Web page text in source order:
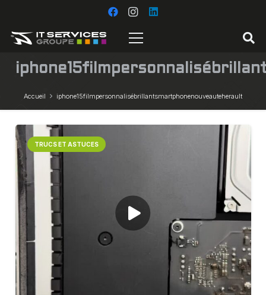
Accueil iphone15filmpersonnalisébrillantsmartphonenouveauteherault
TRUCS ET ASTUCES